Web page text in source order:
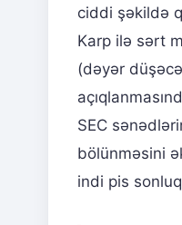
ciddi şəkildə
Karp ilə sərt
(dəyər
SEC
bölünməsini
indi pis